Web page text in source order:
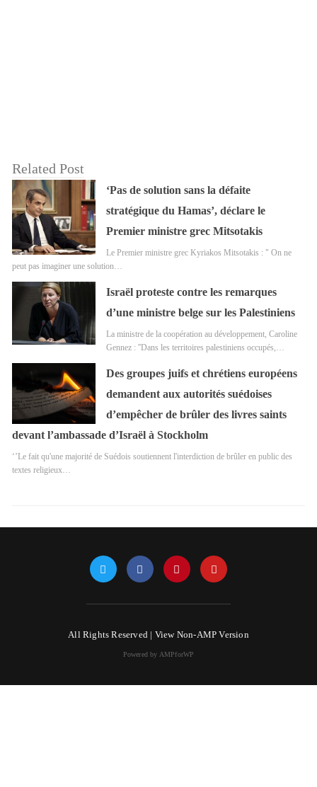
Related Post
‘Pas de solution sans la défaite
stratégique du Hamas’, déclare le
Premier ministre grec Mitsotakis
Le Premier ministre grec Kyriakos Mitsotakis : " On ne
peut pas imaginer une solution…
Israël proteste contre les remarques
d’une ministre belge sur les Palestiniens
La ministre de la coopération au développement, Caroline
Gennez : ''Dans les territoires palestiniens occupés,…
Des groupes juifs et chrétiens européens
demandent aux autorités suédoises
d’empêcher de brûler des livres saints
devant l’ambassade d’Israël à Stockholm
‘’Le fait qu'une majorité de Suédois soutiennent l'interdiction de brûler en public des
textes religieux…
All Rights Reserved | View Non-AMP Version
Powered by AMPforWP